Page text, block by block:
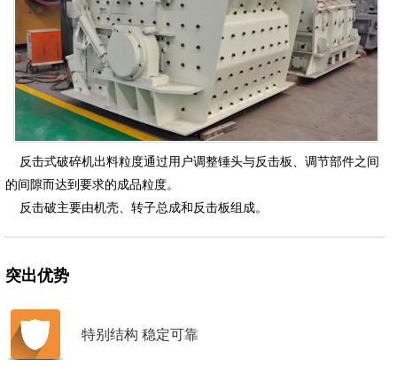
反击式破碎机出料粒度通过用户调整锤头与反击板、调节部件之间
的间隙而达到要求的成品粒度。
反击破主要由机壳、转子总成和反击板组成。
突出优势
特别结构 稳定可靠